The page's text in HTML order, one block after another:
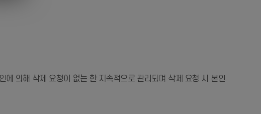
의해 삭제 요청이 없는 한 지속적으로 관리되며 삭제 요청 시 본인